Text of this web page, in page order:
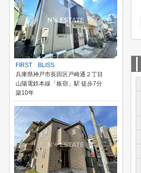
FIRST BLISS
兵庫県神戸市長田区戸崎通２丁目
山陽電鉄本線「板宿」駅 徒歩7分
築10年